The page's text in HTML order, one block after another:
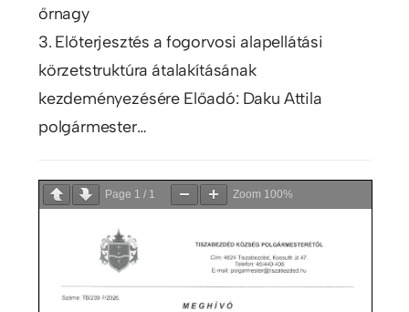
őrnagy
3. Előterjesztés a fogorvosi alapellátási
körzetstruktúra átalakításának
kezdeményezésére Előadó: Daku Attila
polgármester…
Page 1 / 1 Zoom 100%